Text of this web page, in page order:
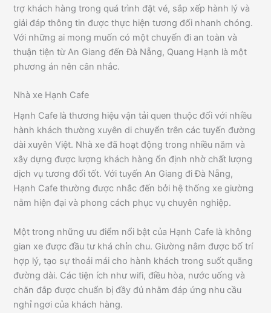
trợ khách hàng trong quá trình đặt vé, sắp xếp hành lý và
giải đáp thông tin được thực hiện tương đối nhanh chóng.
Với những ai mong muốn có một chuyến đi an toàn và
thuận tiện từ An Giang đến Đà Nẵng, Quang Hạnh là một
phương án nên cân nhắc.
Nhà xe Hạnh Cafe
Hạnh Cafe là thương hiệu vận tải quen thuộc đối với nhiều
hành khách thường xuyên di chuyển trên các tuyến đường
dài xuyên Việt. Nhà xe đã hoạt động trong nhiều năm và
xây dựng được lượng khách hàng ổn định nhờ chất lượng
dịch vụ tương đối tốt. Với tuyến An Giang đi Đà Nẵng,
Hạnh Cafe thường được nhắc đến bởi hệ thống xe giường
nằm hiện đại và phong cách phục vụ chuyên nghiệp.
Một trong những ưu điểm nổi bật của Hạnh Cafe là không
gian xe được đầu tư khá chỉn chu. Giường nằm được bố trí
hợp lý, tạo sự thoải mái cho hành khách trong suốt quãng
đường dài. Các tiện ích như wifi, điều hòa, nước uống và
chăn đắp được chuẩn bị đầy đủ nhằm đáp ứng nhu cầu
nghỉ ngơi của khách hàng.